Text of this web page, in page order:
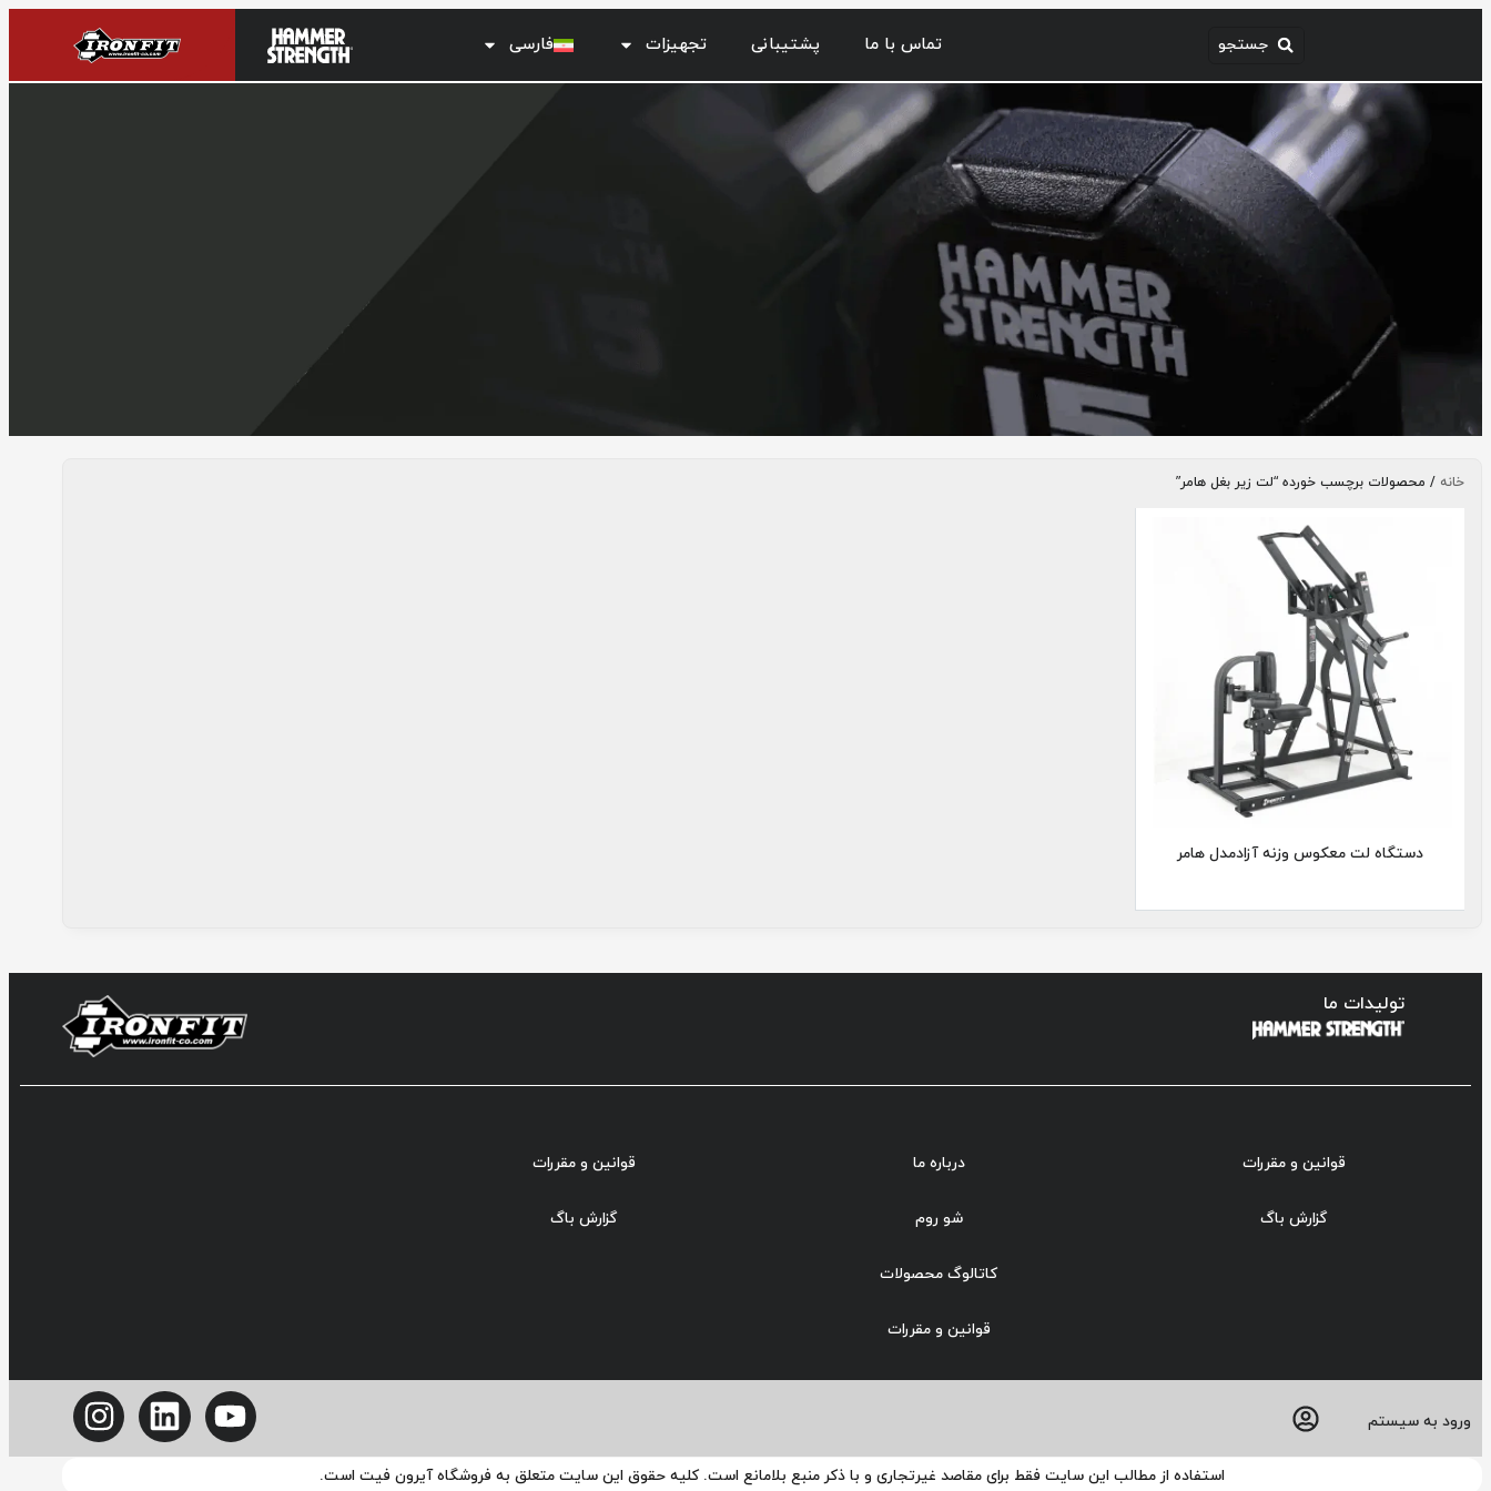
تماس با ما پشتیبانی تجهیزات فارسی
بغل
خانه / محصولات برچسب خورده “لت زیر بغل هامر”
دستگاه لت معکوس وزنه آزادمدل هامر
تولیدات ما
قوانین و مقررات
گزارش باگ
درباره ما
شو روم
کاتالوگ محصولات
قوانین و مقررات
قوانین و مقررات
گزارش باگ
ورود به سیستم
استفاده از مطالب این سایت فقط برای مقاصد غیرتجاری و با ذکر منبع بلامانع است. کلیه حقوق این سایت متعلق به فروشگاه آیرون فیت است.